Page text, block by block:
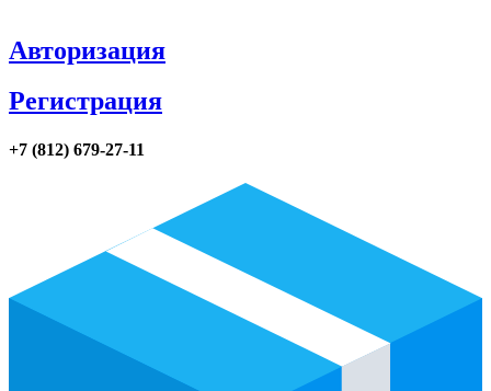
Авторизация
Регистрация
+7 (812) 679-27-11